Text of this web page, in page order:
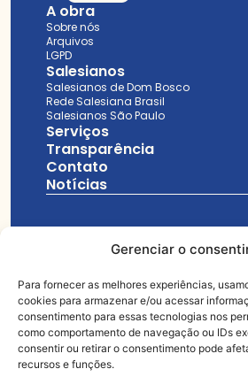
Gerenciar o
Para fornecer as melhores experiências,
cookies para armazenar e/ou acessar
consentimento para essas tecnologias nos
como comportamento de navegação ou IDs
consentir ou retirar o consentimento pode
recursos e funções.
A obra
Sobre nós
Arquivos
LGPD
Salesianos
Salesianos de Dom Bosco
Rede Salesiana Brasil
Salesianos São Paulo
Serviços
Transparência
Contato
Notícias
(12) 3645-1110
Rua São João Bosco, 727
Pindamonhangaba/ SP CEP: